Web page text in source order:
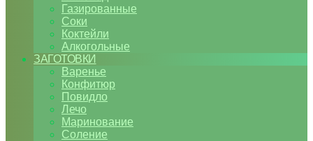
Газированные
Соки
Коктейли
Алкогольные
ЗАГОТОВКИ
Варенье
Конфитюр
Повидло
Лечо
Маринование
Соление